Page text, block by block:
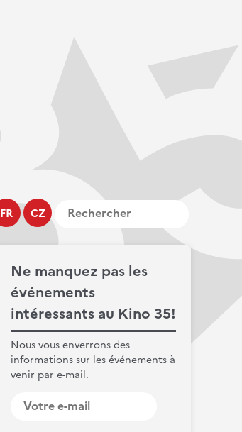
FR CZ
Ne manquez pas les
événements
intéressants au Kino 35!
Nous vous enverrons des
informations sur les événements à
venir par e-mail.